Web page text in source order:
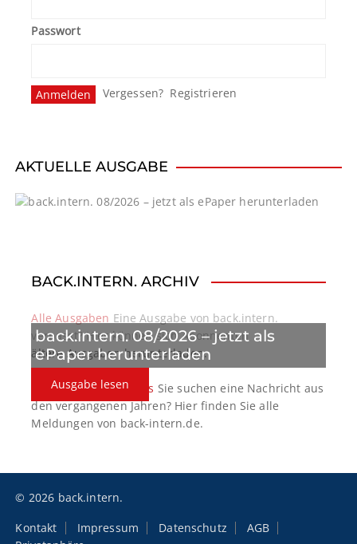
Passwort
Vergessen? Registrieren
AKTUELLE AUSGABE
back.intern. 08/2026 – jetzt als
ePaper herunterladen
Ausgabe lesen
BACK.INTERN. ARCHIV
Alle Ausgaben Eine Ausgabe von back.intern.
verpasst? Hier können sich Abonnenten
ältere Ausgaben herunterladen.
back.intern. Top-News Sie suchen eine Nachricht aus
den vergangenen Jahren? Hier finden Sie alle
Meldungen von back-intern.de.
© 2026 back.intern.
Kontakt
Impressum Datenschutz
AGB